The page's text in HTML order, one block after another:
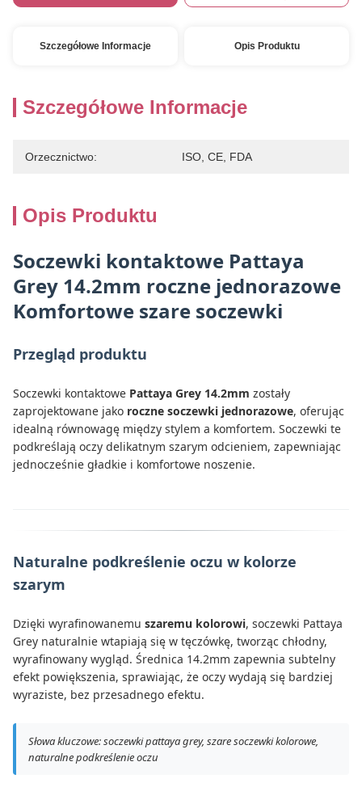
Szczegółowe Informacje Opis Produktu
Szczegółowe Informacje
Orzecznictwo: ISO, CE, FDA
Opis Produktu
Soczewki kontaktowe Pattaya
Grey 14.2mm roczne jednorazowe
Komfortowe szare soczewki
Przegląd produktu
Soczewki kontaktowe Pattaya Grey 14.2mm zostały
zaprojektowane jako roczne soczewki jednorazowe, oferując
idealną równowagę między stylem a komfortem. Soczewki te
podkreślają oczy delikatnym szarym odcieniem, zapewniając
jednocześnie gładkie i komfortowe noszenie.
Naturalne podkreślenie oczu w kolorze
szarym
Dzięki wyrafinowanemu szaremu kolorowi, soczewki Pattaya
Grey naturalnie wtapiają się w tęczówkę, tworząc chłodny,
wyrafinowany wygląd. Średnica 14.2mm zapewnia subtelny
efekt powiększenia, sprawiając, że oczy wydają się bardziej
wyraziste, bez przesadnego efektu.
Słowa kluczowe: soczewki pattaya grey, szare soczewki kolorowe,
naturalne podkreślenie oczu